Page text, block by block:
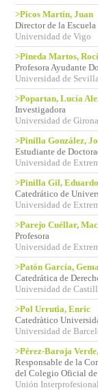
>Picos Martín, Juan
Director de la
Universidad de Vigo
>Pineda Martos,
Profesora Ayudante
Universidad de
>Popartan, Lucía
Investigadora
Universidad de
>Pinilla González,
Estudiante de
Universidad de
>Pinilla Gil, Eduardo
Catedrático de
Universidad de
>Parejo Cuéllar,
Profesora
Universidad de
>Patón García,
Catedrática de
Universidad de
>Pol Urrutia, Enric
Catedràtico
Universidad de
>Pérez-Baroja
Responsable de la
del Colegio Oficial
Unión